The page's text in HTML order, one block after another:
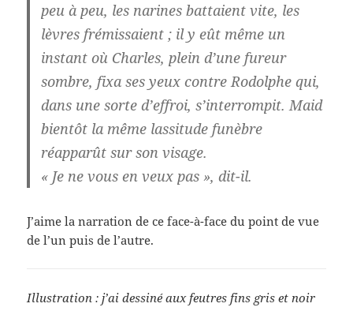
peu à peu, les narines battaient vite, les
lèvres frémissaient ; il y eût même un
instant où Charles, plein d’une fureur
sombre, fixa ses yeux contre Rodolphe qui,
dans une sorte d’effroi, s’interrompit. Maid
bientôt la même lassitude funèbre
réapparût sur son visage.
« Je ne vous en veux pas », dit-il.
J’aime la narration de ce face-à-face du point de vue
de l’un puis de l’autre.
Illustration : j’ai dessiné aux feutres fins gris et noir